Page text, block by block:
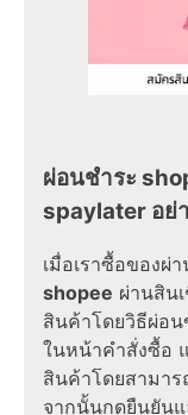
ผ่อนชำระ
spaylater อย่
เมื่อเราซื้อของผ่
shopee ผ่านสิน
สินค้าโดยวิธีผ่อน
ในหน้าคำสั่งซื้อ
สินค้าโดยสามาร
จากนั้นกดยืนยัน